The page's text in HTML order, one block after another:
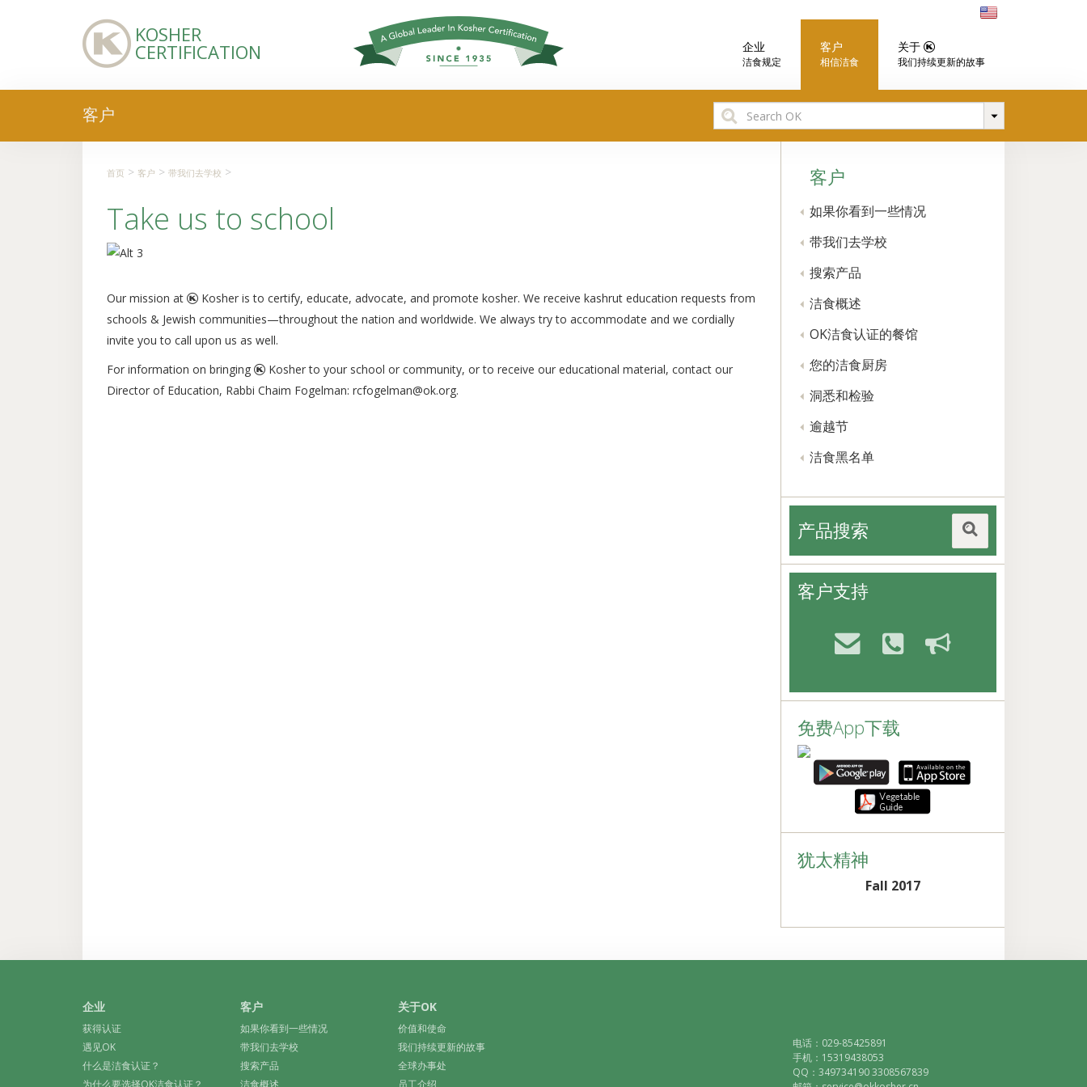
KOSHER
CERTIFICATION 企业
洁食规定
客户
相信洁食
关于
我们持续更新的故事
客户
Search
for:
首页 > 客户 > 带我们去学校 >
Take us to school
Our mission at
Kosher is to certify, educate, advocate, and promote kosher. We receive kashrut education requests from
schools & Jewish communities—throughout the nation and worldwide. We always try to accommodate and we cordially
invite you to call upon us as well.
For information on bringing
Kosher to your school or community, or to receive our educational material, contact our
Director of Education, Rabbi Chaim Fogelman: rcfogelman@ok.org.
客户
如果你看到一些情况
带我们去学校
搜索产品
洁食概述
OK洁食认证的餐馆
您的洁食厨房
洞悉和检验
逾越节
洁食黑名单
产品搜索
客户支持
免费App下载
犹太精神
Fall 2017
企业
获得认证
遇见OK
什么是洁食认证？
客户
如果你看到一些情况
带我们去学校
搜索产品
关于OK
价值和使命
我们持续更新的故事
全球办事处
电话：029-85425891
手机：15319438053
QQ：349734190 3308567839